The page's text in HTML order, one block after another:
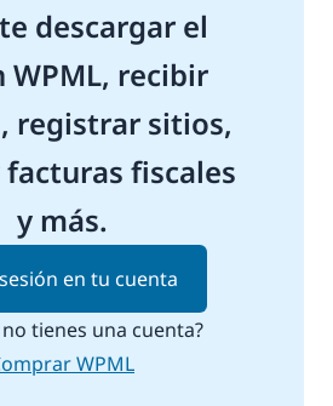
descargar el
WPML, recibir
registrar sitios,
fiscales
y más.
en tu cuenta
no tienes una cuenta?
WPML